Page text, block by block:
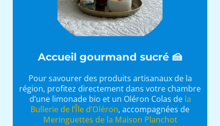
Accueil gourmand sucré 🍰
Pour savourer des produits artisanaux de la
région, profitez directement dans votre chambre
d’une limonade bio et un Oléron Colas de la
Bullerie de l’Île d’Oléron, accompagnées de
Meringuettes de la Maison Planchot